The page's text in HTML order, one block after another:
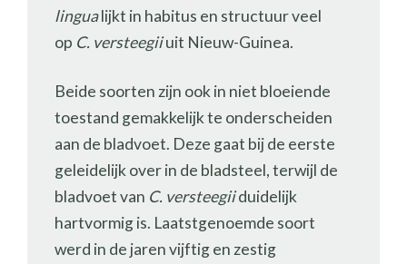
lingualijkt in habitus en structuur veel
op C. versteegiiuit Nieuw-Guinea.
Beide soorten zijn ook in niet bloeiende
toestand gemakkelijk te onderscheiden
aan de bladvoet. Deze gaat bij de eerste
geleidelijk over in de bladsteel, terwijl de
bladvoet van C. versteegiiduidelijk
hartvormig is. Laatstgenoemde soort
werd in de jaren vijftig en zestig